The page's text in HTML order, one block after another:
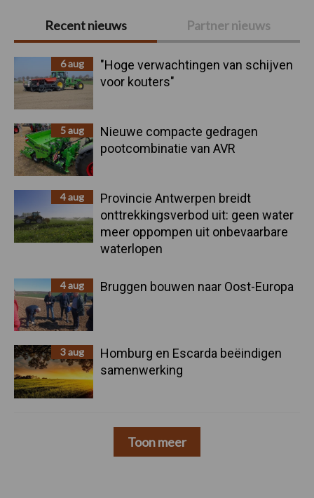
Primaire
Sidebar
Recent nieuws Partner nieuws
6 aug
"Hoge verwachtingen van schijven
voor kouters"
5 aug
Nieuwe compacte gedragen
pootcombinatie van AVR
4 aug
Provincie Antwerpen breidt
onttrekkingsverbod uit: geen water
meer oppompen uit onbevaarbare
waterlopen
4 aug Bruggen bouwen naar Oost-Europa
3 aug
Homburg en Escarda beëindigen
samenwerking
Toon meer